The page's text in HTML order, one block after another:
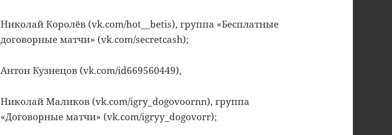
Николай Королёв (vk.com/hot__betis), группа «Бесплатные
договорные матчи» (vk.com/secretcash);
Антон Кузнецов (vk.com/id669560449),
Николай Маликов (vk.com/igry_dogovoornn), группа
«Договорные матчи» (vk.com/igryy_dogovorr);